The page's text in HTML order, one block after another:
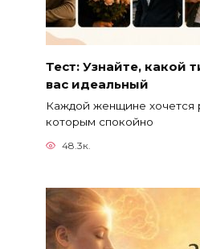
Тест: Узнайте, какой
вас идеальный
Каждой женщине хочется
которым спокойно
48.3к.